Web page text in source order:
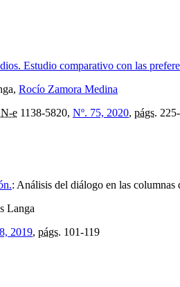
Estudio comparativo con las
Rocío Zamora Medina
e 1138-5820, Nº. 75, 2020, págs.
: Análisis del diálogo en las columnas
Langa
2019, págs. 101-119